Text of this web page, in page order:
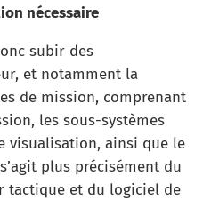
nécessaire
subir des
et notamment la
de mission, comprenant
les sous-systèmes
visualisation, ainsi que le
plus précisément du
tactique et du logiciel de